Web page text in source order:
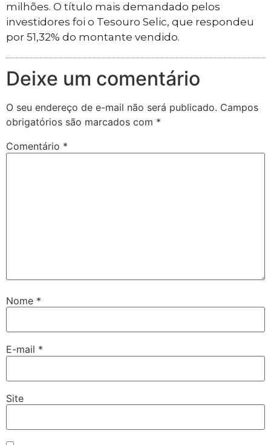
milhões. O título mais demandado pelos
investidores foi o Tesouro Selic, que respondeu
por 51,32% do montante vendido.
Deixe um comentário
O seu endereço de e-mail não será publicado. Campos
obrigatórios são marcados com *
Comentário *
Nome *
E-mail *
Site